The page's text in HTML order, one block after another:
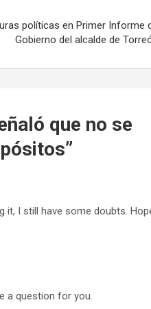
políticas en Primer Informe
Gobierno del alcalde de
que no se
”
I still have some doubts.
a question for you.